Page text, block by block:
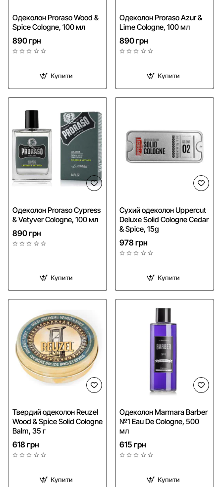
Одеколон Proraso Wood &
Spice Cologne, 100 мл
890 грн
Купити
Одеколон Proraso Azur &
Lime Cologne, 100 мл
890 грн
Купити
Одеколон Proraso Cypress
& Vetyver Cologne, 100 мл
890 грн
Купити
Сухий одеколон Uppercut
Deluxe Solid Cologne Cedar
& Spice, 15g
978 грн
Купити
Твердий одеколон Reuzel
Wood & Spice Solid Cologne
Balm, 35 г
618 грн
Купити
Одеколон Marmara Barber
№1 Eau De Cologne, 500
мл
615 грн
Купити